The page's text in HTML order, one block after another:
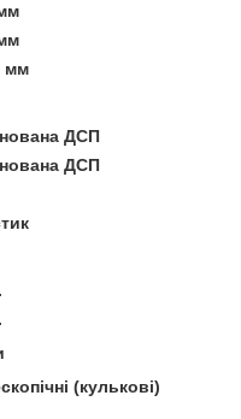
мм
ДСП
ДСП
(кулькові)